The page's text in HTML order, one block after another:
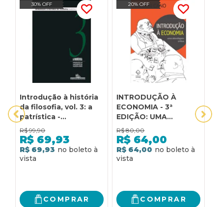
30% OFF
Introdução à história
da filosofia, vol. 3: a
patrística -
introdução ao
nascimento da
filosofia cristã
R$ 99,90
R$ 69,93
R$ 69,93
COMPRAR
20% OFF
INTRODUÇÃO À
ECONOMIA - 3ª
EDIÇÃO: UMA
ABORDAGEM CRÍTICA
R$ 80,00
R$ 64,00
R$ 64,00
COMPRAR